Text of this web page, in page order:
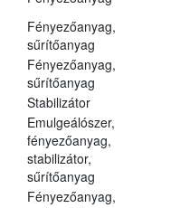
Fényezőanyag,
sűrítőanyag
Fényezőanyag,
sűrítőanyag
Stabilizátor
Emulgeálószer,
fényezőanyag,
stabilizátor,
sűrítőanyag
Fényezőanyag,